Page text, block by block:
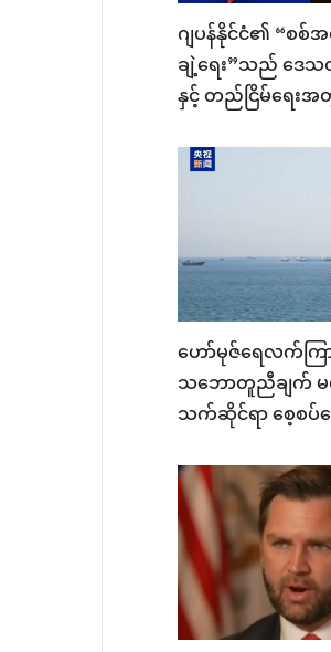
ဂျပန်နိုင်ငံ၏ “စစ်
ချဲ့ရေး”သည် ဒေသတွ
နှင့် တည်ငြိမ်ရေ
အထူးသတိထား
ဟော်မုဇ်ရေလက်က
သဘောတူညီချက်
သက်ဆိုင်ရာ စေ့စပ်ဆွ